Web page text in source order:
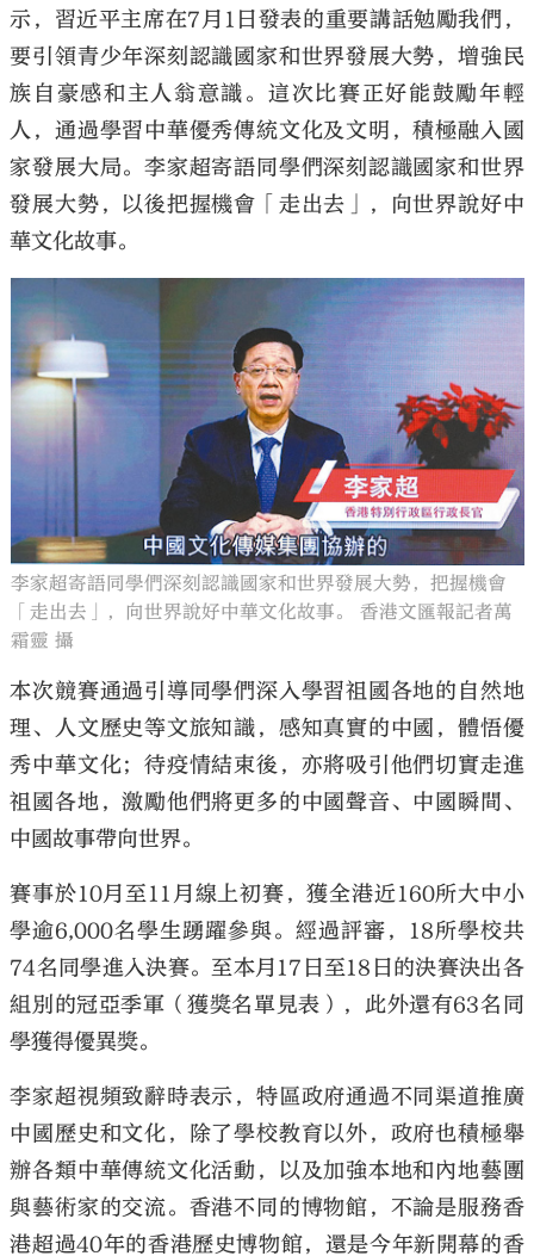
示，習近平主席在7月1日發表的重要講話勉勵我們，
要引領青少年深刻認識國家和世界發展大勢，增強民
族自豪感和主人翁意識。這次比賽正好能鼓勵年輕
人，通過學習中華優秀傳統文化及文明，積極融入國
家發展大局。李家超寄語同學們深刻認識國家和世界
發展大勢，以後把握機會「走出去」，向世界說好中
華文化故事。
李家超寄語同學們深刻認識國家和世界發展大勢，把握機會
「走出去」，向世界說好中華文化故事。 香港文匯報記者萬
霜靈 攝
本次競賽通過引導同學們深入學習祖國各地的自然地
理、人文歷史等文旅知識，感知真實的中國，體悟優
秀中華文化；待疫情結束後，亦將吸引他們切實走進
祖國各地，激勵他們將更多的中國聲音、中國瞬間、
中國故事帶向世界。
賽事於10月至11月線上初賽，獲全港近160所大中小
學逾6,000名學生踴躍參與。經過評審，18所學校共
74名同學進入決賽。至本月17日至18日的決賽決出各
組別的冠亞季軍（獲獎名單見表），此外還有63名同
學獲得優異獎。
李家超視頻致辭時表示，特區政府通過不同渠道推廣
中國歷史和文化，除了學校教育以外，政府也積極舉
辦各類中華傳統文化活動，以及加強本地和內地藝團
與藝術家的交流。香港不同的博物館，不論是服務香
港超過40年的香港歷史博物館，還是今年新開幕的香